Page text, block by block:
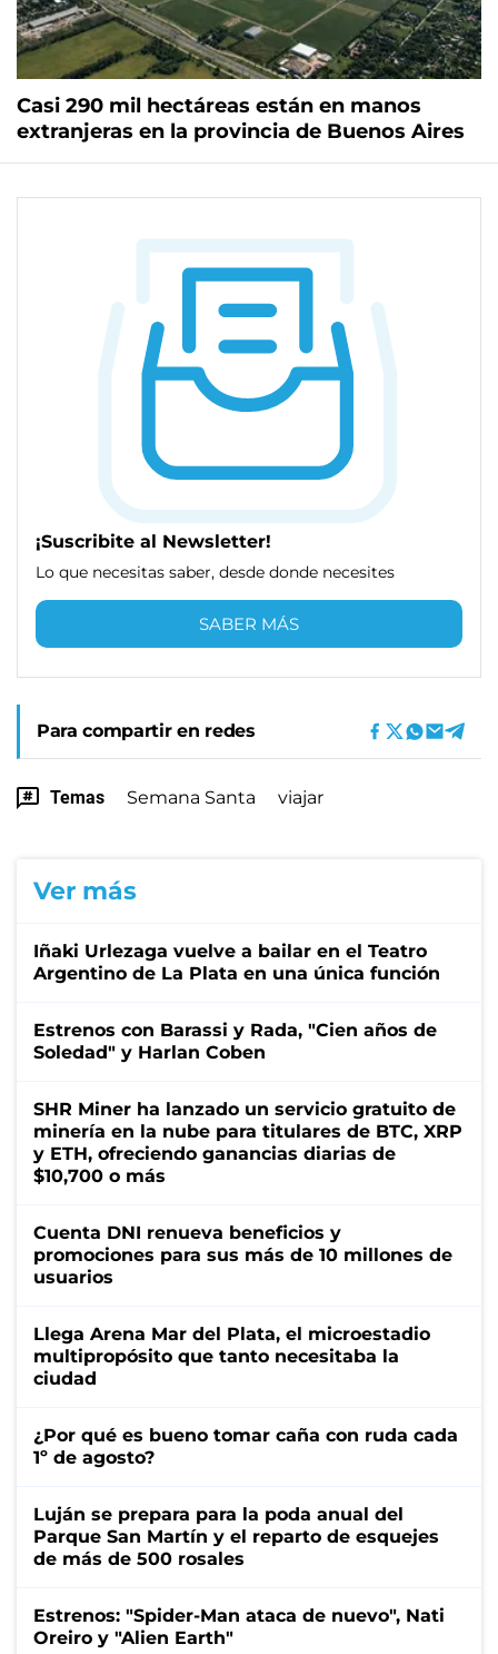
Casi 290 mil hectáreas están en manos
extranjeras en la provincia de Buenos Aires
¡Suscribite al Newsletter!
Lo que necesitas saber, desde donde necesites
SABER MÁS
Para compartir en redes
Temas Semana Santa viajar
Ver más
Iñaki Urlezaga vuelve a bailar en el Teatro
Argentino de La Plata en una única función
Estrenos con Barassi y Rada, "Cien años de
Soledad" y Harlan Coben
SHR Miner ha lanzado un servicio gratuito de
minería en la nube para titulares de BTC, XRP
y ETH, ofreciendo ganancias diarias de
$10,700 o más
Cuenta DNI renueva beneficios y
promociones para sus más de 10 millones de
usuarios
Llega Arena Mar del Plata, el microestadio
multipropósito que tanto necesitaba la
ciudad
¿Por qué es bueno tomar caña con ruda cada
1º de agosto?
Luján se prepara para la poda anual del
Parque San Martín y el reparto de esquejes
de más de 500 rosales
Estrenos: "Spider-Man ataca de nuevo", Nati
Oreiro y "Alien Earth"